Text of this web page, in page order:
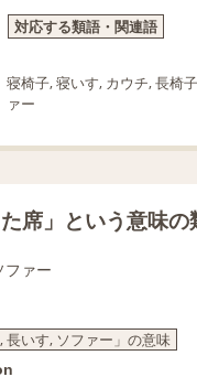
対応する類語・関連語
寝椅子, 寝いす, カウチ, 長椅
ァー
席」という意味の
ファー
長いす, ソファー」の意味